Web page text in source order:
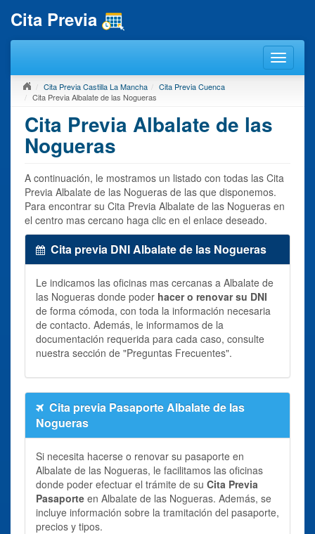
Cita Previa
Cita Previa Castilla La Mancha
Cita Previa Cuenca
Cita Previa Albalate de las Nogueras
Cita Previa Albalate de las
Nogueras
A continuación, le mostramos un listado con todas las Cita
Previa Albalate de las Nogueras de las que disponemos.
Para encontrar su Cita Previa Albalate de las Nogueras en
el centro mas cercano haga clic en el enlace deseado.
Cita previa DNI Albalate de las Nogueras
Le indicamos las oficinas mas cercanas a Albalate de
las Nogueras donde poder hacer o renovar su DNI
de forma cómoda, con toda la información necesaria
de contacto. Además, le informamos de la
documentación requerida para cada caso, consulte
nuestra sección de "Preguntas Frecuentes".
Cita previa Pasaporte Albalate de las
Nogueras
Si necesita hacerse o renovar su pasaporte en
Albalate de las Nogueras, le facilitamos las oficinas
donde poder efectuar el trámite de su Cita Previa
Pasaporte en Albalate de las Nogueras. Además, se
incluye información sobre la tramitación del pasaporte,
precios y tipos.